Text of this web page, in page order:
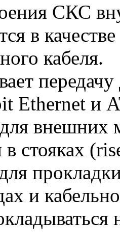
СКС
в
кабеля.
передачу
Ethernet и
внешних
стояках
и